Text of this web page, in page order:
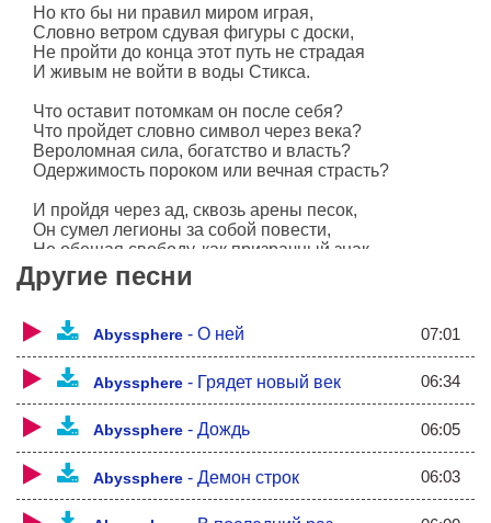
Но кто бы ни правил миром играя,
Словно ветром сдувая фигуры с доски,
Не пройти до конца этот путь не страдая
И живым не войти в воды Стикса.
Что оставит потомкам он после себя?
Что пройдет словно символ через века?
Вероломная сила, богатство и власть?
Одержимость пороком или вечная страсть?
И пройдя через ад, сквозь арены песок,
Он сумел легионы за собой повести,
Не обещая свободу, как призрачный знак,
Но давая силу ее обрести.
И судьбы арена ставит на кон,
Но жизнь лишь одна, и он, это зная,
Однажды решает "пересечь Рубикон".
Но кто бы ни правил миром играя,
Словно ветром сдувая фигуры с доски,
И дважды в реку Стикс не войти.
*Клич:
Другие песни
Abyssphere - О ней 07:01
Abyssphere - Грядет новый век 06:34
Abyssphere - Дождь 06:05
Abyssphere - Демон строк 06:03